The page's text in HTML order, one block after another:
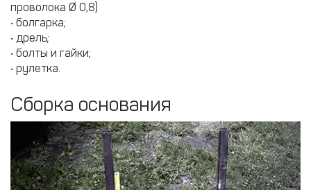
проволока Ø 0,8)
• болгарка;
• дрель;
• болты и гайки;
• рулетка.
Сборка основания